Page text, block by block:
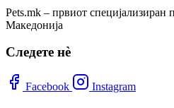
Pets.mk – првиот специјализиран
Македонија
Следете нѐ
Facebook Instagram